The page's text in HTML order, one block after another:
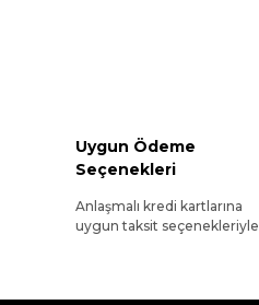
Uygun Ödeme
Seçenekleri
Anlaşmalı kredi kartlarına
uygun taksit seçenekleriyle